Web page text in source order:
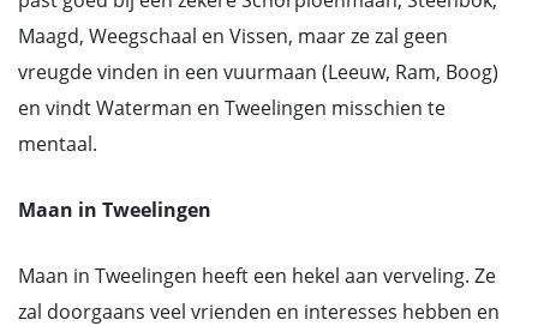
Maagd, Weegschaal en Vissen, maar ze zal geen
vreugde vinden in een vuurmaan (Leeuw, Ram, Boog)
en vindt Waterman en Tweelingen misschien te
mentaal.
Maan in Tweelingen
Maan in Tweelingen heeft een hekel aan verveling. Ze
zal doorgaans veel vrienden en interesses hebben en